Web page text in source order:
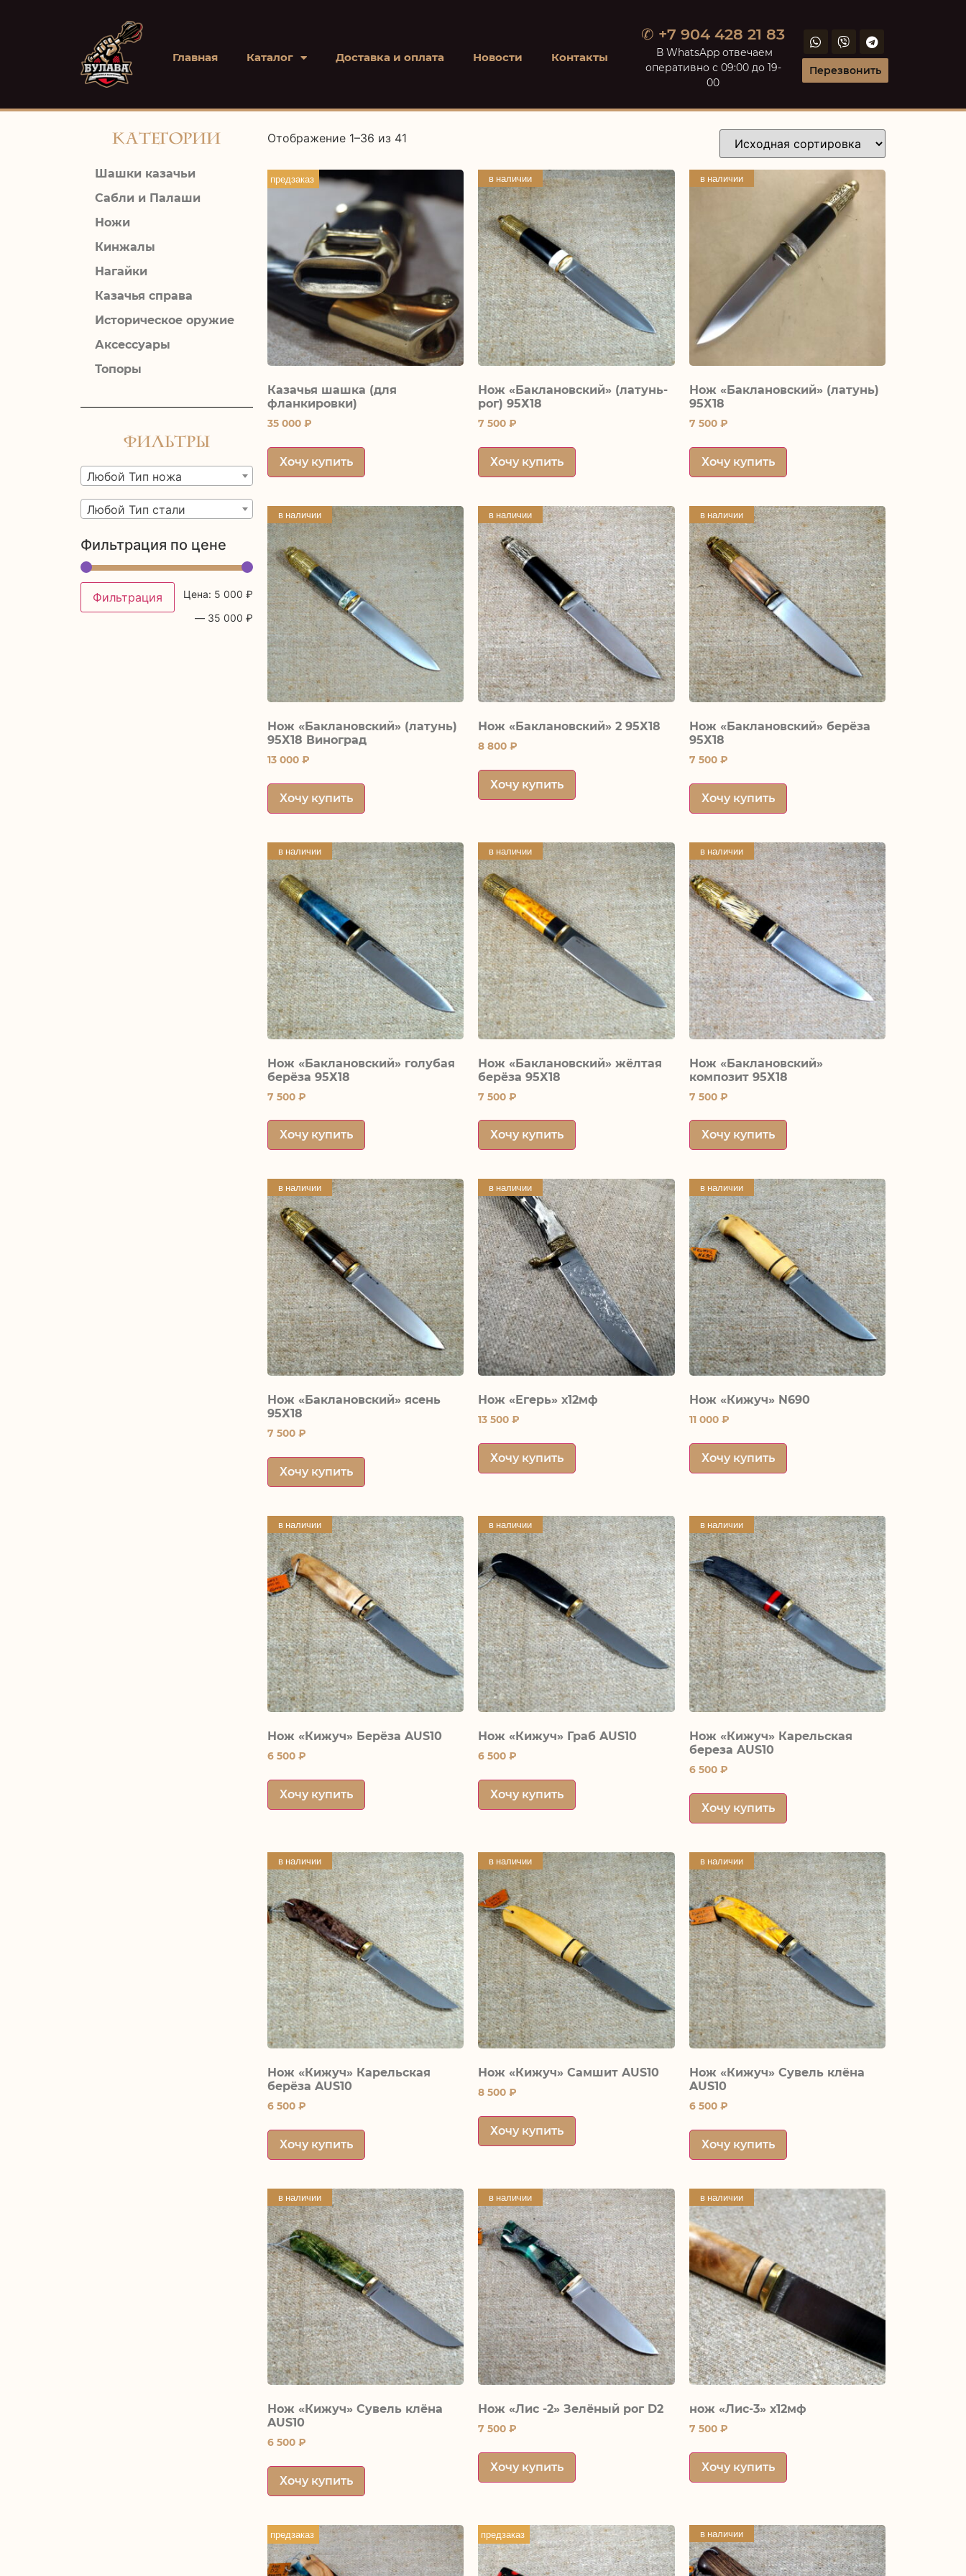
Главная Каталог Доставка и оплата Новости Контакты
✆ +7 904 428 21 83
В WhatsApp отвечаем
оперативно с 09:00 до 19-
00
Перезвонить
Категории
Шашки казачьи
Сабли и Палаши
Ножи
Кинжалы
Нагайки
Казачья справа
Историческое оружие
Аксессуары
Топоры
Фильтры
Любой Тип ножа
Любой Тип стали
Фильтрация по цене
Фильтрация Цена: 5 000 ₽
— 35 000 ₽
Отображение 1–36 из 41
предзаказ
Казачья шашка (для
фланкировки)
35 000 ₽
Хочу купить
в наличии
Нож «Баклановский» (латунь-
рог) 95Х18
7 500₽
Хочу купить
в наличии
Нож «Баклановский» (латунь)
95Х18
7 500 ₽
Хочу купить
в наличии
Нож «Баклановский» (латунь)
95Х18 Виноград
13 000 ₽
Хочу купить
в наличии
Нож «Баклановский» 2 95Х18
8 800₽
Хочу купить
в наличии
Нож «Баклановский» берёза
95Х18
7 500 ₽
Хочу купить
в наличии
Нож «Баклановский» голубая
берёза 95Х18
7 500 ₽
Хочу купить
в наличии
Нож «Баклановский» жёлтая
берёза 95Х18
7 500₽
Хочу купить
в наличии
Нож «Баклановский»
композит 95Х18
7 500 ₽
Хочу купить
в наличии
Нож «Баклановский» ясень
95Х18
7 500 ₽
Хочу купить
в наличии
Нож «Егерь» х12мф
13 500₽
Хочу купить
в наличии
Нож «Кижуч» N690
11 000 ₽
Хочу купить
в наличии
Нож «Кижуч» Берёза AUS10
6 500 ₽
Хочу купить
в наличии
Нож «Кижуч» Граб AUS10
6 500₽
Хочу купить
в наличии
Нож «Кижуч» Карельская
береза AUS10
6 500 ₽
Хочу купить
в наличии
Нож «Кижуч» Карельская
берёза AUS10
6 500 ₽
Хочу купить
в наличии
Нож «Кижуч» Самшит AUS10
8 500₽
Хочу купить
в наличии
Нож «Кижуч» Сувель клёна
AUS10
6 500 ₽
Хочу купить
в наличии
Нож «Кижуч» Сувель клёна
AUS10
6 500 ₽
Хочу купить
в наличии
Нож «Лис -2» Зелёный рог D2
7 500₽
Хочу купить
в наличии
нож «Лис-3» х12мф
7 500 ₽
Хочу купить
предзаказ предзаказ в наличии